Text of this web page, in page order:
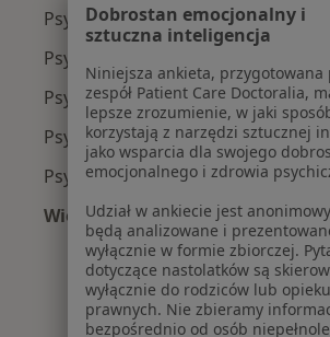
Psychiatrzy z Medicover w
Psychiatrzy z Allianz w Warszawie
Psychiatrzy z INTER Polska w
Psychiatrzy z Signal Iduna w
Psychiatrzy z Compensa w
Więcej (6)
Więcej w kategorii:
Dobrostan emocjonalny i
sztuczna inteligencja
Niniejsza ankieta, przygotowana
zespół Patient Care Doctoralia,
lepsze zrozumienie, w jaki
korzystają z narzędzi sztucznej
jako wsparcia dla swojego
emocjonalnego i zdrowia
Udział w ankiecie jest
będą analizowane i
wyłącznie w formie zbiorczej.
dotyczące nastolatków są
wyłącznie do rodziców lub
prawnych. Nie zbieramy
bezpośrednio od osób